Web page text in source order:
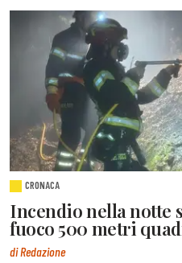
CRONACA
Incendio nella notte
fuoco 500 metri
di Redazione